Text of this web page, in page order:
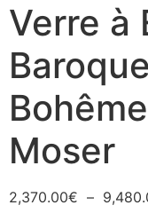
Verre à
Moser
2,370.00€ –